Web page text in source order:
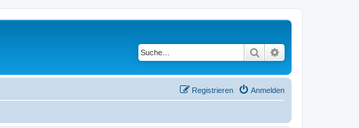
Suche
Anmelden
Registrieren